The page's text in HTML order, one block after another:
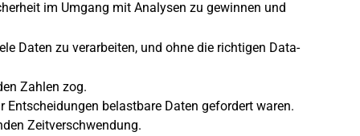
im Umgang mit Analysen zu gewinnen und
Daten zu verarbeiten, und ohne die richtigen Data-
Zahlen zog.
belastbare Daten gefordert waren.
Zeitverschwendung.